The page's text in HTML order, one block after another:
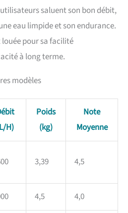
saluent son bon débit,
eau limpide et son endurance.
pour sa facilité
à long terme.
modèles
H)
Poids
(kg)
Note
Moyenne
3,39 4,5
4,5 4,0